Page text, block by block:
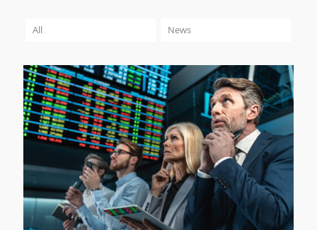
All News